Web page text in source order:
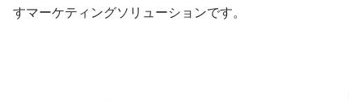
すマーケティングソリューションです。